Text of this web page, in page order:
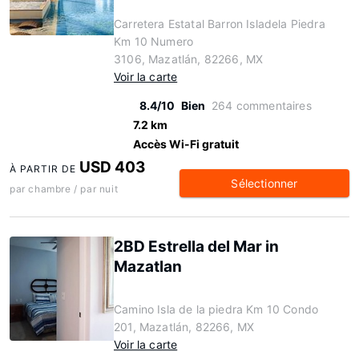
Carretera Estatal Barron Isladela Piedra
Km 10 Numero
3106, Mazatlán, 82266, MX
Voir la carte
8.4/10 Bien 264 commentaires
7.2 km
Accès Wi-Fi gratuit
À PARTIR DE USD 403
par chambre / par nuit Sélectionner
2BD Estrella del Mar in
Mazatlan
Camino Isla de la piedra Km 10 Condo
201, Mazatlán, 82266, MX
Voir la carte